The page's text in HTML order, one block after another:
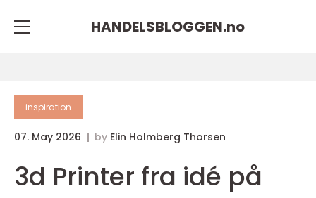
HANDELSBLOGGEN.no
inspiration
07. May 2026 by Elin Holmberg Thorsen
3d Printer fra idé på